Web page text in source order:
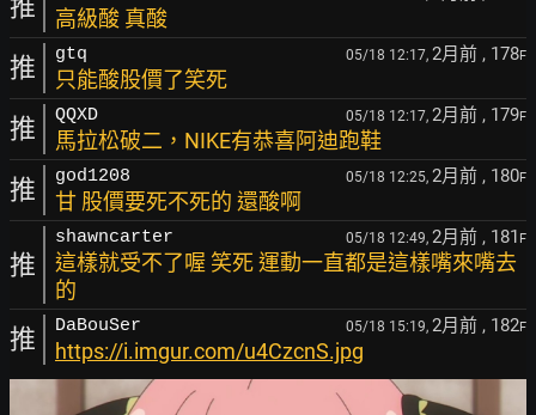
推 高級酸 真酸
推 gtq 05/18 12:17, 2月前 , 178F
只能酸股價了笑死
推 QQXD 05/18 12:17, 2月前 , 179F
馬拉松破二，NIKE有恭喜阿迪跑鞋
推 god1208 05/18 12:25, 2月前 , 180F
甘 股價要死不死的 還酸啊
推
shawncarter 05/18 12:49, 2月前 , 181 F
這樣就受不了喔 笑死 運動一直都是這樣嘴來嘴去
的
推 DaBouSer 05/18 15:19, 2月前 , 182F
https://i.imgur.com/u4CzcnS.jpg